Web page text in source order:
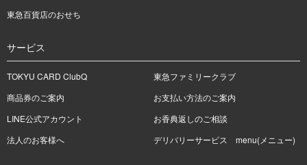
東急百貨店のおせち
サービス
TOKYU CARD ClubQ
東急ファミリークラブ
商品券のご案内
お支払い方法のご案内
LINE公式アカウント
お香典返しのご相談
法人のお客様へ
デリバリーサービス menu(メニュー)